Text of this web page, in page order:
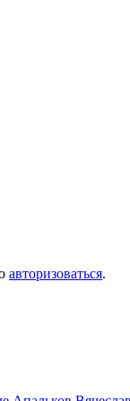
авторизоваться.